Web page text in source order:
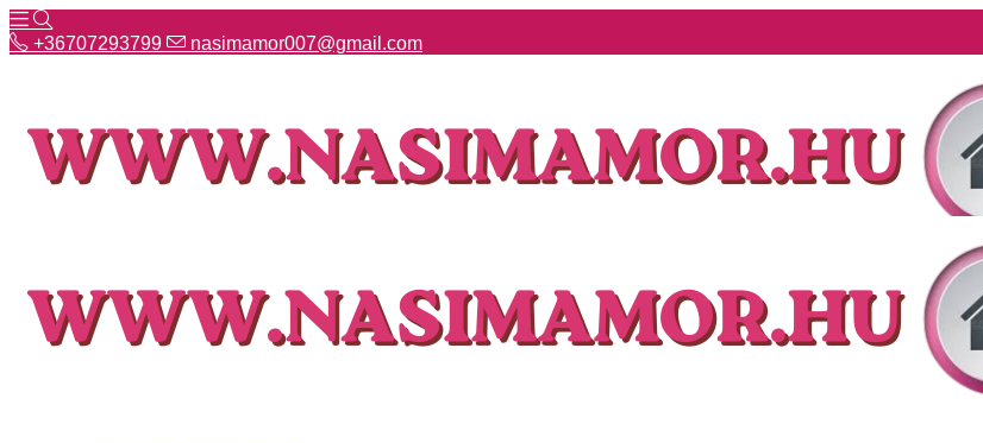
+36707293799 nasimamor007@gmail.com
Hírek
NASI választék